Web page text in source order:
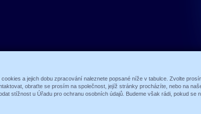
- 2026 ALARM ABSOLON, spol. s.r.o.
Sun-shop-tvorba eshopů
a jejich dobu zpracování naleznete popsané níže v tabulce. Zvolte
obraťte se prosím na společnost, jejíž stránky procházíte, nebo na
stížnost u Úřadu pro ochranu osobních údajů. Budeme však rádi, pokud se